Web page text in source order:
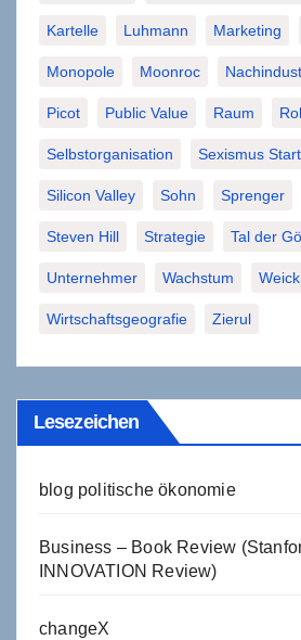
Kartelle Luhmann Marketing
Monopole Moonroc
Picot Public Value Raum
Selbstorganisation Sexismus
Silicon Valley Sohn Sprenger
Steven Hill Strategie Tal der
Unternehmer Wachstum Weick
Wirtschaftsgeografie Zierul
Lesezeichen
blog politische ökonomie
Business – Book Review
INNOVATION Review)
changeX